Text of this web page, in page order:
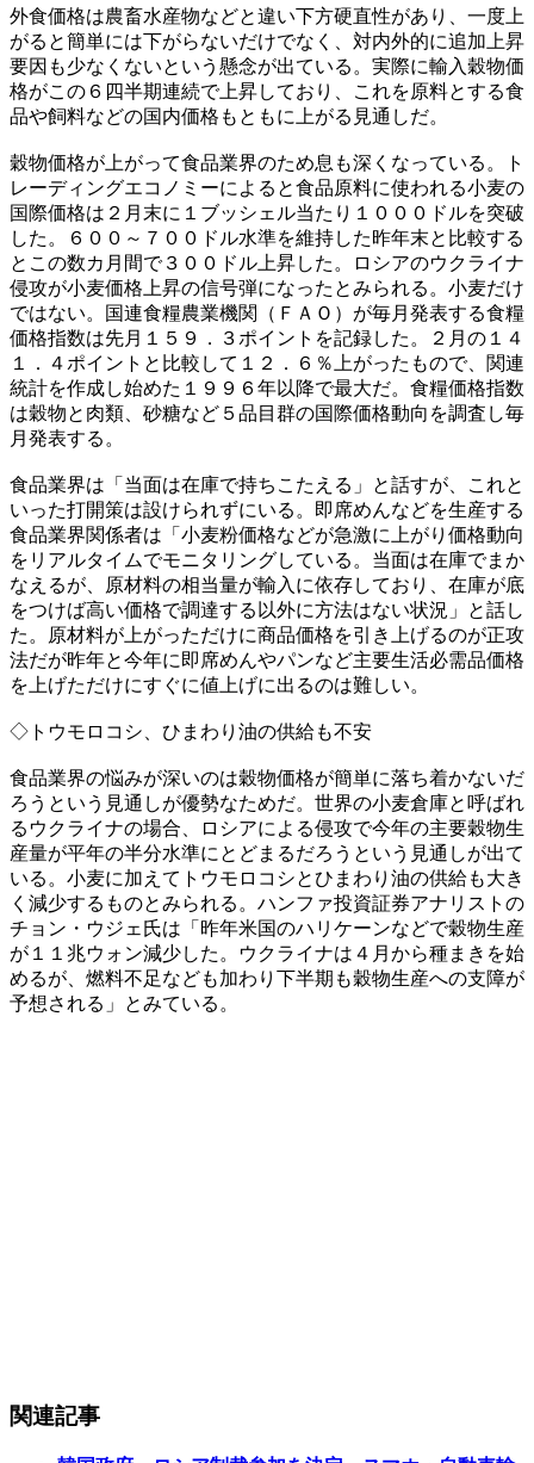
外食価格は農畜水産物などと違い下方硬直性があり、一度上
がると簡単には下がらないだけでなく、対内外的に追加上昇
要因も少なくないという懸念が出ている。実際に輸入穀物価
格がこの６四半期連続で上昇しており、これを原料とする食
品や飼料などの国内価格もともに上がる見通しだ。
穀物価格が上がって食品業界のため息も深くなっている。ト
レーディングエコノミーによると食品原料に使われる小麦の
国際価格は２月末に１ブッシェル当たり１０００ドルを突破
した。６００～７００ドル水準を維持した昨年末と比較する
とこの数カ月間で３００ドル上昇した。ロシアのウクライナ
侵攻が小麦価格上昇の信号弾になったとみられる。小麦だけ
ではない。国連食糧農業機関（ＦＡＯ）が毎月発表する食糧
価格指数は先月１５９．３ポイントを記録した。２月の１４
１．４ポイントと比較して１２．６％上がったもので、関連
統計を作成し始めた１９９６年以降で最大だ。食糧価格指数
は穀物と肉類、砂糖など５品目群の国際価格動向を調査し毎
月発表する。
食品業界は「当面は在庫で持ちこたえる」と話すが、これと
いった打開策は設けられずにいる。即席めんなどを生産する
食品業界関係者は「小麦粉価格などが急激に上がり価格動向
をリアルタイムでモニタリングしている。当面は在庫でまか
なえるが、原材料の相当量が輸入に依存しており、在庫が底
をつけば高い価格で調達する以外に方法はない状況」と話し
た。原材料が上がっただけに商品価格を引き上げるのが正攻
法だが昨年と今年に即席めんやパンなど主要生活必需品価格
を上げただけにすぐに値上げに出るのは難しい。
◇トウモロコシ、ひまわり油の供給も不安
食品業界の悩みが深いのは穀物価格が簡単に落ち着かないだ
ろうという見通しが優勢なためだ。世界の小麦倉庫と呼ばれ
るウクライナの場合、ロシアによる侵攻で今年の主要穀物生
産量が平年の半分水準にとどまるだろうという見通しが出て
いる。小麦に加えてトウモロコシとひまわり油の供給も大き
く減少するものとみられる。ハンファ投資証券アナリストの
チョン・ウジェ氏は「昨年米国のハリケーンなどで穀物生産
が１１兆ウォン減少した。ウクライナは４月から種まきを始
めるが、燃料不足なども加わり下半期も穀物生産への支障が
予想される」とみている。
関連記事